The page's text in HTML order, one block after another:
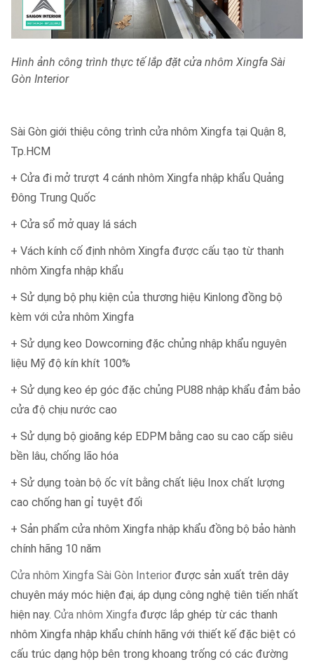
Hình ảnh công trình thực tế lắp đặt cửa nhôm Xingfa Sài
Gòn Interior
Sài Gòn giới thiệu công trình cửa nhôm Xingfa tại Quận 8,
Tp.HCM
+ Cửa đi mở trượt 4 cánh nhôm Xingfa nhập khẩu Quảng
Đông Trung Quốc
+ Cửa sổ mở quay lá sách
+ Vách kính cố định nhôm Xingfa được cấu tạo từ thanh
nhôm Xingfa nhập khẩu
+ Sử dụng bộ phụ kiện của thương hiệu Kinlong đồng bộ
kèm với cửa nhôm Xingfa
+ Sử dụng keo Dowcorning đặc chủng nhập khẩu nguyên
liệu Mỹ độ kín khít 100%
+ Sử dụng keo ép góc đặc chủng PU88 nhập khẩu đảm bảo
cửa độ chịu nước cao
+ Sử dụng bộ gioăng kép EDPM bằng cao su cao cấp siêu
bền lâu, chống lão hóa
+ Sử dụng toàn bộ ốc vít bằng chất liệu Inox chất lượng
cao chống han gỉ tuyệt đối
+ Sản phẩm cửa nhôm Xingfa nhập khẩu đồng bộ bảo hành
chính hãng 10 năm
Cửa nhôm Xingfa Sài Gòn Interior được sản xuất trên dây
chuyên máy móc hiện đại, áp dụng công nghệ tiên tiến nhất
hiện nay. Cửa nhôm Xingfa được lắp ghép từ các thanh
nhôm Xingfa nhập khẩu chính hãng với thiết kế đặc biệt có
cấu trúc dạng hộp bên trong khoang trống có các đường